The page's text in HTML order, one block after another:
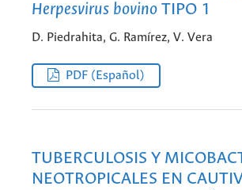
Herpesvirus bovino TIPO 1
D. Piedrahita, G. Ramírez, V. Vera
PDF (Español)
TUBERCULOSIS Y
NEOTROPICALES EN